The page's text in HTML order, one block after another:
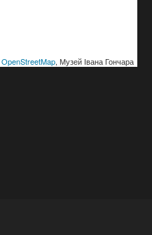
OpenStreetMap, Музей Івана Гончара